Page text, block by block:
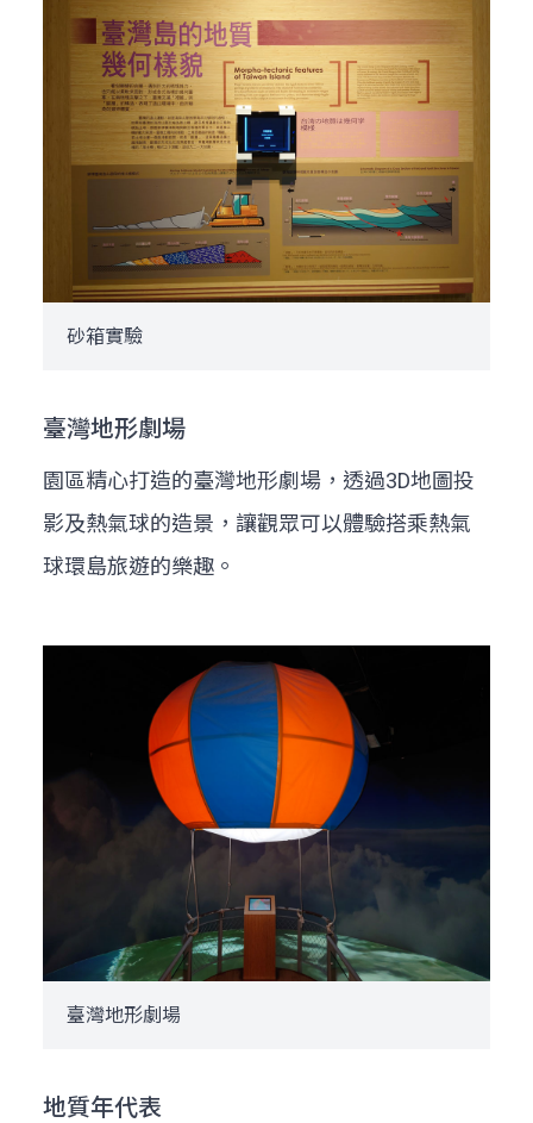
砂箱實驗
臺灣地形劇場
園區精心打造的臺灣地形劇場，透過3D地圖投
影及熱氣球的造景，讓觀眾可以體驗搭乘熱氣
球環島旅遊的樂趣。
臺灣地形劇場
地質年代表